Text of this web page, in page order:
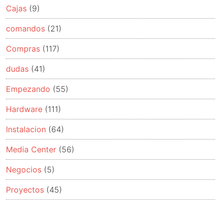
Cajas (9)
comandos (21)
Compras (117)
dudas (41)
Empezando (55)
Hardware (111)
Instalacion (64)
Media Center (56)
Negocios (5)
Proyectos (45)